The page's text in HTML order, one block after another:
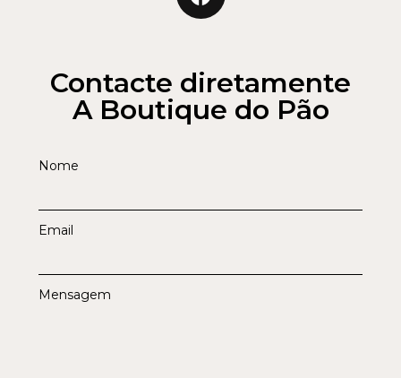
Contacte diretamente
A Boutique do Pão
Nome
Email
Mensagem